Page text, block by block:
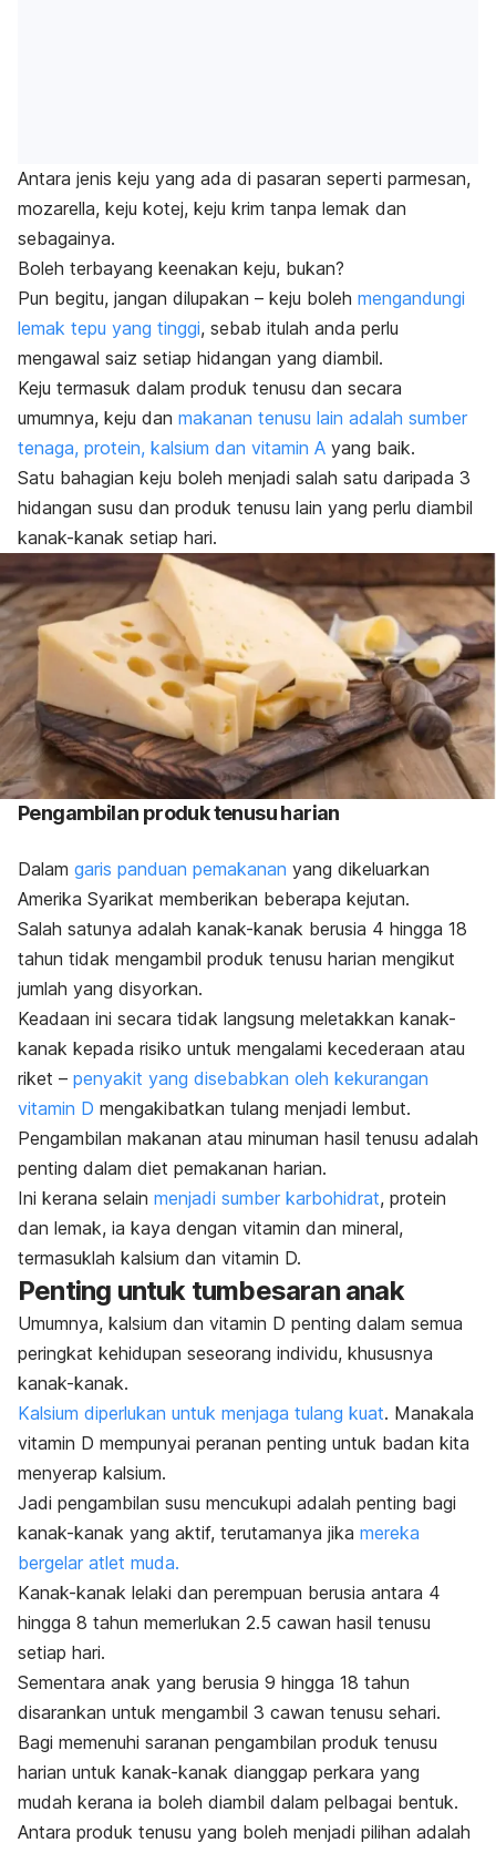
Antara jenis keju yang ada di pasaran seperti parmesan,
mozarella, keju kotej, keju krim tanpa lemak dan
sebagainya.
Boleh terbayang keenakan keju, bukan?
Pun begitu, jangan dilupakan – keju boleh mengandungi
lemak tepu yang tinggi, sebab itulah anda perlu
mengawal saiz setiap hidangan yang diambil.
Keju termasuk dalam produk tenusu dan secara
umumnya, keju dan makanan tenusu lain adalah sumber
tenaga, protein, kalsium dan vitamin A yang baik.
Satu bahagian keju boleh menjadi salah satu daripada 3
hidangan susu dan produk tenusu lain yang perlu diambil
kanak-kanak setiap hari.
Pengambilan produk tenusu harian
Dalam garis panduan pemakanan yang dikeluarkan
Amerika Syarikat memberikan beberapa kejutan.
Salah satunya adalah kanak-kanak berusia 4 hingga 18
tahun tidak mengambil produk tenusu harian mengikut
jumlah yang disyorkan.
Keadaan ini secara tidak langsung meletakkan kanak-
kanak kepada risiko untuk mengalami kecederaan atau
riket – penyakit yang disebabkan oleh kekurangan
vitamin D mengakibatkan tulang menjadi lembut.
Pengambilan makanan atau minuman hasil tenusu adalah
penting dalam diet pemakanan harian.
Ini kerana selain menjadi sumber karbohidrat, protein
dan lemak, ia kaya dengan vitamin dan mineral,
termasuklah kalsium dan vitamin D.
Penting untuk tumbesaran anak
Umumnya, kalsium dan vitamin D penting dalam semua
peringkat kehidupan seseorang individu, khususnya
kanak-kanak.
Kalsium diperlukan untuk menjaga tulang kuat. Manakala
vitamin D mempunyai peranan penting untuk badan kita
menyerap kalsium.
Jadi pengambilan susu mencukupi adalah penting bagi
kanak-kanak yang aktif, terutamanya jika mereka
bergelar atlet muda.
Kanak-kanak lelaki dan perempuan berusia antara 4
hingga 8 tahun memerlukan 2.5 cawan hasil tenusu
setiap hari.
Sementara anak yang berusia 9 hingga 18 tahun
disarankan untuk mengambil 3 cawan tenusu sehari.
Bagi memenuhi saranan pengambilan produk tenusu
harian untuk kanak-kanak dianggap perkara yang
mudah kerana ia boleh diambil dalam pelbagai bentuk.
Antara produk tenusu yang boleh menjadi pilihan adalah